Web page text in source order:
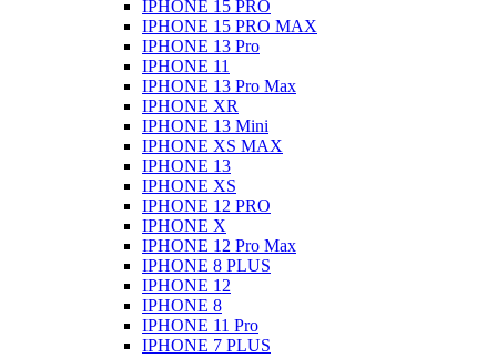
IPHONE 15 PRO
IPHONE 15 PRO MAX
IPHONE 13 Pro
IPHONE 11
IPHONE 13 Pro Max
IPHONE XR
IPHONE 13 Mini
IPHONE XS MAX
IPHONE 13
IPHONE XS
IPHONE 12 PRO
IPHONE X
IPHONE 12 Pro Max
IPHONE 8 PLUS
IPHONE 12
IPHONE 8
IPHONE 11 Pro
IPHONE 7 PLUS